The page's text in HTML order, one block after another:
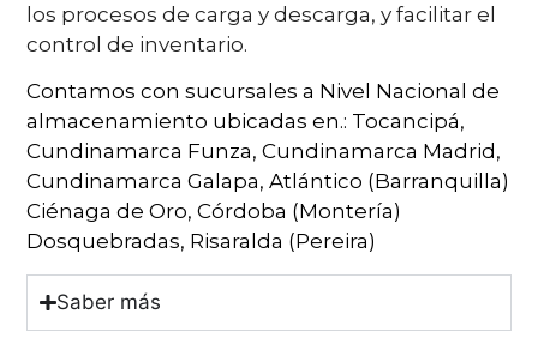
los procesos de carga y descarga, y facilitar el
control de inventario.
Contamos con sucursales a Nivel Nacional de
almacenamiento ubicadas en.: Tocancipá,
Cundinamarca Funza, Cundinamarca Madrid,
Cundinamarca Galapa, Atlántico (Barranquilla)
Ciénaga de Oro, Córdoba (Montería)
Dosquebradas, Risaralda (Pereira)
Saber más